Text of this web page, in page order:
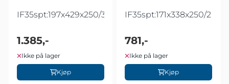
IF35spt:197x429x250/3
1.385,-
Ikke på lager
Kjøp
IF35spt:171x338x250/2
781,-
Ikke på lager
Kjøp